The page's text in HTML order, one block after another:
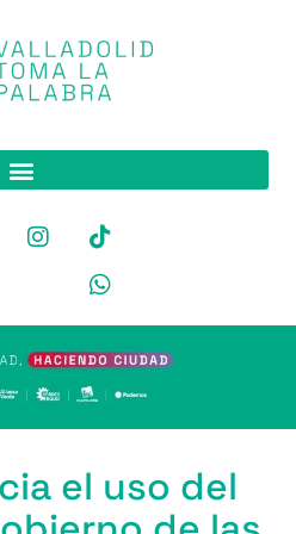
el uso del